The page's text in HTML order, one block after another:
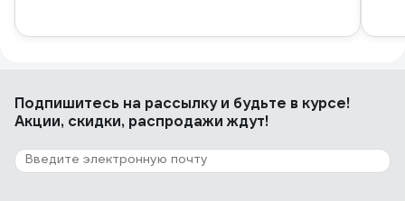
Подпишитесь на рассылкуи будьте в курсе!
Акции, скидки, распродажи ждут!